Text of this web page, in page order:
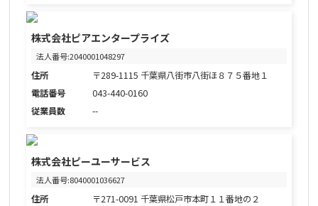
株式会社ピアエンタープライズ
法人番号:2040001048297
住所
〒289-1115 千葉県八街市八街ほ８７５番地１
電話番号
043-440-0160
従業員数
--
株式会社ピーユーサービス
法人番号:8040001036627
住所
〒271-0091 千葉県松戸市本町１１番地の２